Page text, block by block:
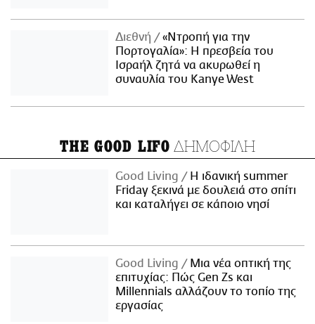
Διεθνή
«Ντροπή για την
Πορτογαλία»: Η πρεσβεία του
Ισραήλ ζητά να ακυρωθεί η
συναυλία του Kanye West
THE GOOD LIFO ΔΗΜΟΦΙΛΗ
Good Living
Η ιδανική summer
Friday ξεκινά με δουλειά στο σπίτι
και καταλήγει σε κάποιο νησί
Good Living
Μια νέα οπτική της
επιτυχίας: Πώς Gen Zs και
Millennials αλλάζουν το τοπίο της
εργασίας